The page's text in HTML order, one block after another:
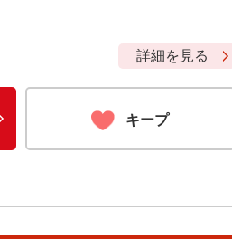
詳細を見る
キープ